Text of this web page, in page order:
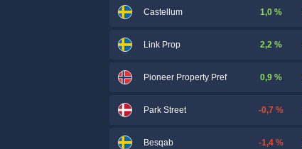
Castellum 1,0 %
Link Prop 2,2 %
Pioneer Property Pref 0,9 %
Park Street -0,7 %
Besqab -1,4 %